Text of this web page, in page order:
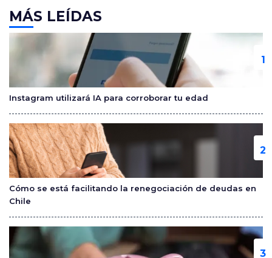
c
e
b
o
o
k
itt
er
m
p
ar
tir
MÁS LEÍDAS
Instagram utilizará IA para corroborar tu edad
Cómo se está facilitando la renegociación de deudas en
Chile